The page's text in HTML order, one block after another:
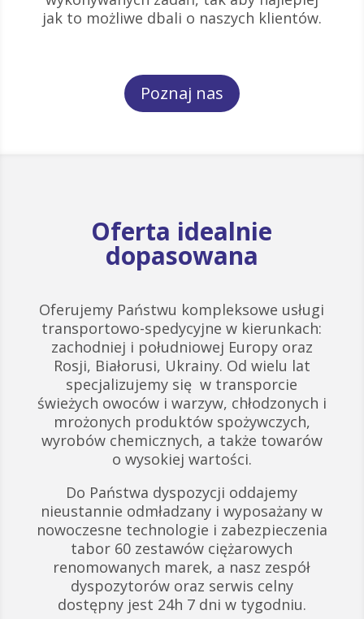
jak to możliwe dbali o naszych klientów.
Poznaj nas
Oferta idealnie
dopasowana
Oferujemy Państwu kompleksowe usługi
transportowo-spedycyjne w kierunkach:
zachodniej i południowej Europy oraz
Rosji, Białorusi, Ukrainy. Od wielu lat
specjalizujemy się w transporcie
świeżych owoców i warzyw, chłodzonych i
mrożonych produktów spożywczych,
wyrobów chemicznych, a także towarów
o wysokiej wartości.
Do Państwa dyspozycji oddajemy
nieustannie odmładzany i wyposażany w
nowoczesne technologie i zabezpieczenia
tabor 60 zestawów ciężarowych
renomowanych marek, a nasz zespół
dyspozytorów oraz serwis celny
dostępny jest 24h 7 dni w tygodniu.